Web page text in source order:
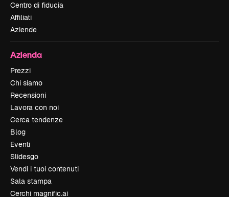
Centro di fiducia
Affiliati
Aziende
Azienda
Prezzi
Chi siamo
Recensioni
Lavora con noi
Cerca tendenze
Blog
Eventi
Slidesgo
Vendi i tuoi contenuti
Sala stampa
Cerchi magnific.ai